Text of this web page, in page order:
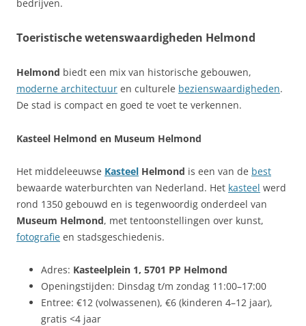
bedrijven.
Toeristische wetenswaardigheden Helmond
Helmond biedt een mix van historische gebouwen,
moderne architectuur en culturele bezienswaardigheden.
De stad is compact en goed te voet te verkennen.
Kasteel Helmond en Museum Helmond
Het middeleeuwse Kasteel Helmond is een van de best
bewaarde waterburchten van Nederland. Het kasteel werd
rond 1350 gebouwd en is tegenwoordig onderdeel van
Museum Helmond, met tentoonstellingen over kunst,
fotografie en stadsgeschiedenis.
Adres: Kasteelplein 1, 5701 PP Helmond
Openingstijden: Dinsdag t/m zondag 11:00–17:00
Entree: €12 (volwassenen), €6 (kinderen 4–12 jaar),
gratis <4 jaar